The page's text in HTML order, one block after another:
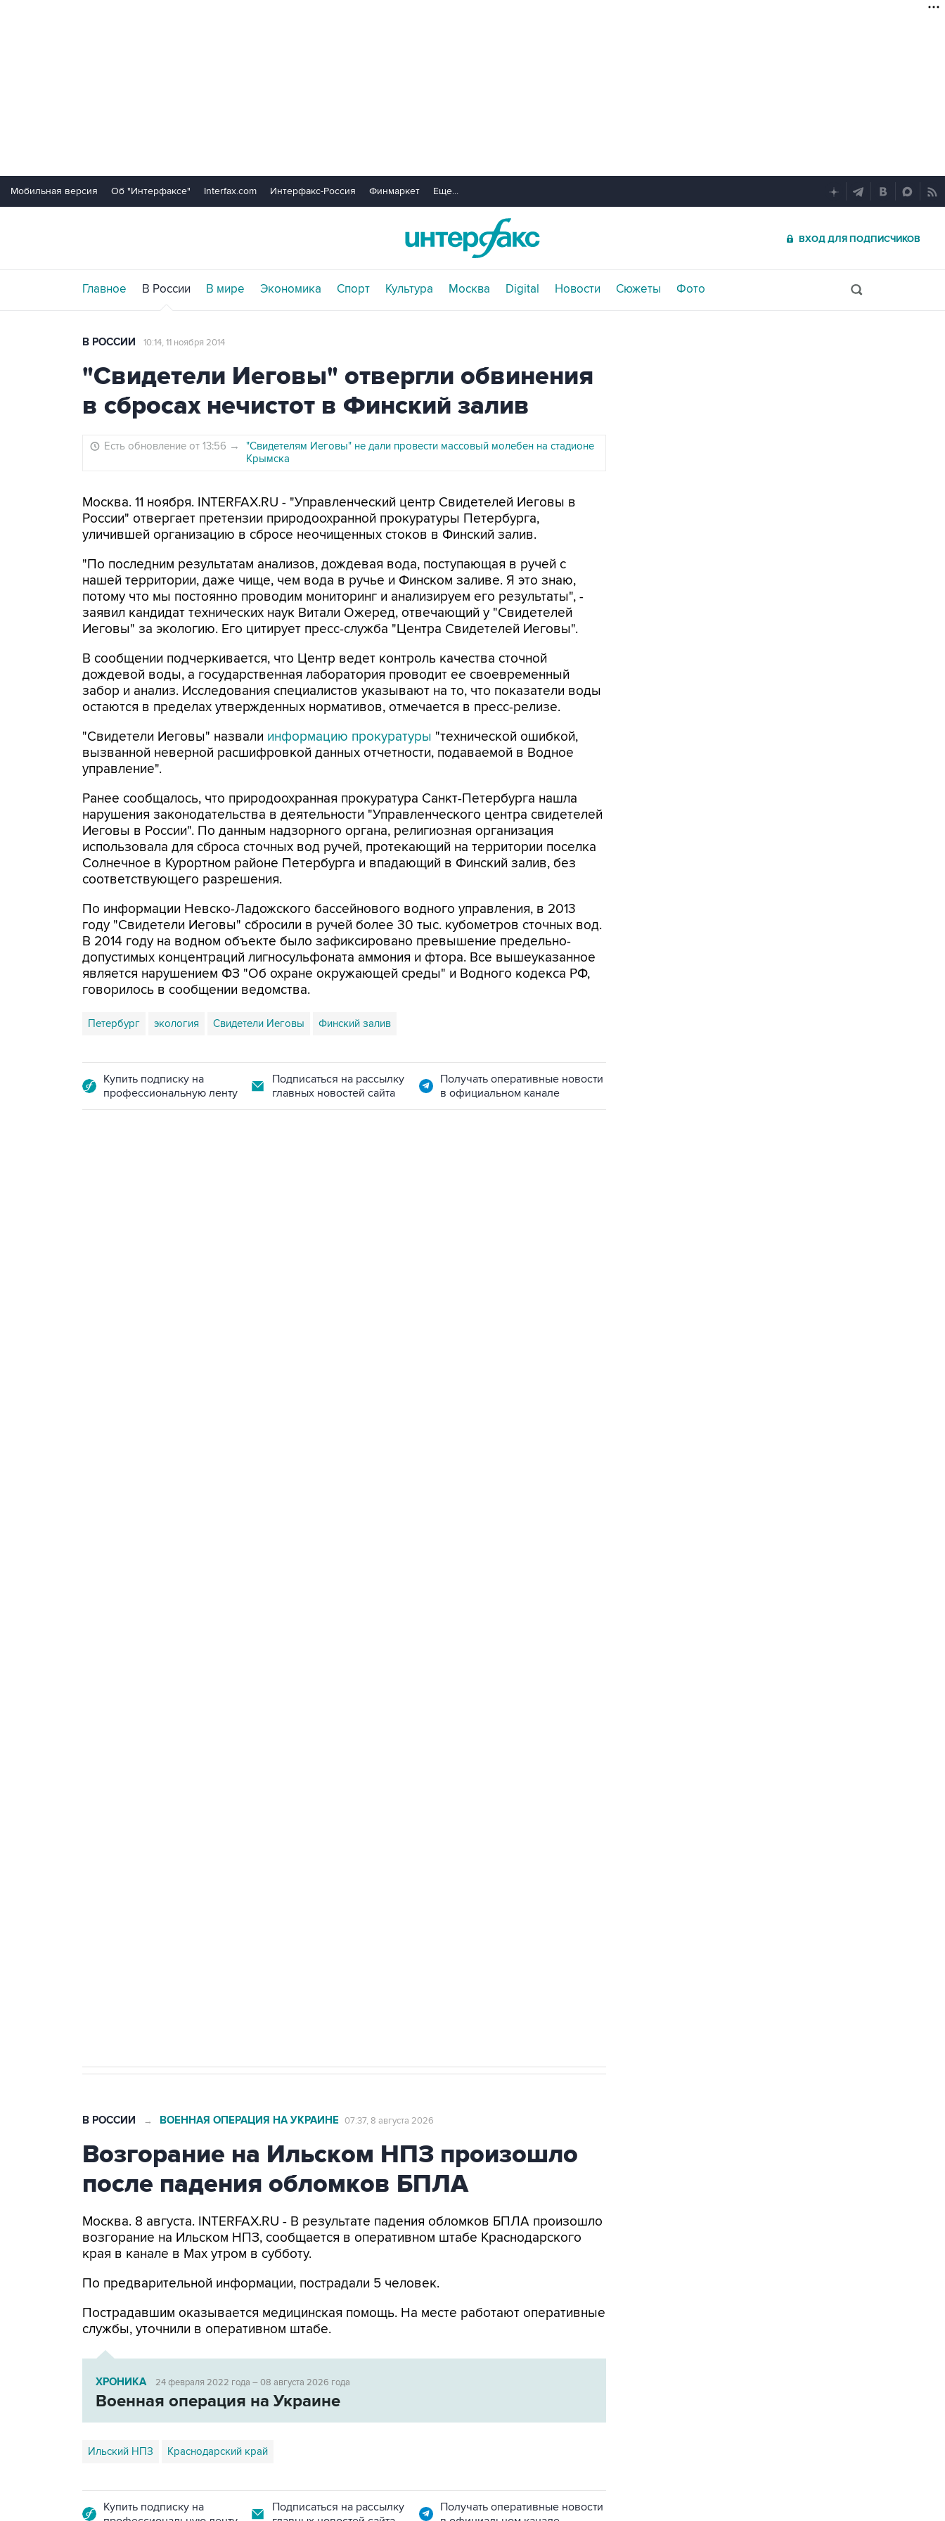
Мобильная версия Об "Интерфаксе" Interfax.com Интерфакс-Россия Финмаркет Еще...
ВХОД ДЛЯ ПОДПИСЧИКОВ
Главное В России В мире Экономика Спорт Культура Москва Digital Новости Сюжеты Фото
В РОССИИ 10:14, 11 ноября 2014
"Свидетели Иеговы" отвергли обвинения
в сбросах нечистот в Финский залив
Есть обновление от 13:56 →
"Свидетелям Иеговы" не дали провести массовый молебен на стадионе
Крымска
Москва. 11 ноября. INTERFAX.RU - "Управленческий центр Свидетелей Иеговы в
России" отвергает претензии природоохранной прокуратуры Петербурга,
уличившей организацию в сбросе неочищенных стоков в Финский залив.
"По последним результатам анализов, дождевая вода, поступающая в ручей с
нашей территории, даже чище, чем вода в ручье и Финском заливе. Я это знаю,
потому что мы постоянно проводим мониторинг и анализируем его результаты", -
заявил кандидат технических наук Витали Ожеред, отвечающий у "Свидетелей
Иеговы" за экологию. Его цитирует пресс-служба "Центра Свидетелей Иеговы".
В сообщении подчеркивается, что Центр ведет контроль качества сточной
дождевой воды, а государственная лаборатория проводит ее своевременный
забор и анализ. Исследования специалистов указывают на то, что показатели воды
остаются в пределах утвержденных нормативов, отмечается в пресс-релизе.
"Свидетели Иеговы" назвали информацию прокуратуры "технической ошибкой,
вызванной неверной расшифровкой данных отчетности, подаваемой в Водное
управление".
Ранее сообщалось, что природоохранная прокуратура Санкт-Петербурга нашла
нарушения законодательства в деятельности "Управленческого центра свидетелей
Иеговы в России". По данным надзорного органа, религиозная организация
использовала для сброса сточных вод ручей, протекающий на территории поселка
Солнечное в Курортном районе Петербурга и впадающий в Финский залив, без
соответствующего разрешения.
По информации Невско-Ладожского бассейнового водного управления, в 2013
году "Свидетели Иеговы" сбросили в ручей более 30 тыс. кубометров сточных вод.
В 2014 году на водном объекте было зафиксировано превышение предельно-
допустимых концентраций лигносульфоната аммония и фтора. Все вышеуказанное
является нарушением ФЗ "Об охране окружающей среды" и Водного кодекса РФ,
говорилось в сообщении ведомства.
Петербург экология Свидетели Иеговы Финский залив
Купить подписку на
профессиональную ленту
Подписаться на рассылку
главных новостей сайта
Получать оперативные новости
в официальном канале
В РОССИИ → ВОЕННАЯ ОПЕРАЦИЯ НА УКРАИНЕ 07:37, 8 августа 2026
Возгорание на Ильском НПЗ произошло
после падения обломков БПЛА
Москва. 8 августа. INTERFAX.RU - В результате падения обломков БПЛА произошло
возгорание на Ильском НПЗ, сообщается в оперативном штабе Краснодарского
края в канале в Max утром в субботу.
По предварительной информации, пострадали 5 человек.
Пострадавшим оказывается медицинская помощь. На месте работают оперативные
службы, уточнили в оперативном штабе.
ХРОНИКА 24 февраля 2022 года – 08 августа 2026 года
Военная операция на Украине
Ильский НПЗ Краснодарский край
Купить подписку на
Подписаться на рассылку
Получать оперативные новости